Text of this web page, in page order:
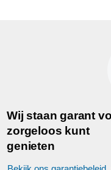
Wij staan garant
zorgeloos kunt
genieten